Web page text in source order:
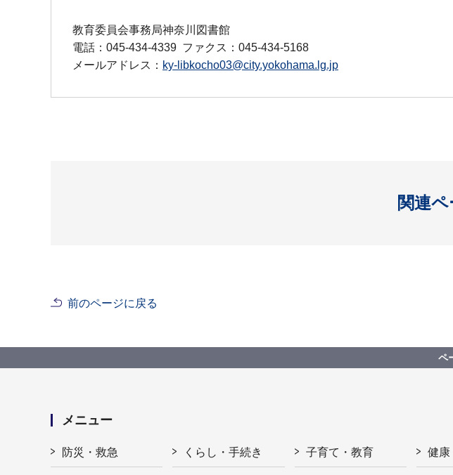
教育委員会事務局神奈川図書館
電話：045-434-4339 ファクス：045-434-5168
メールアドレス： ky-libkocho03@city.yokohama.lg.jp
関連
前のページに戻る
ペ
メニュー
防災・救急 くらし・手続き 子育て・教育 健康